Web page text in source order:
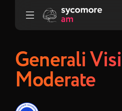
Aller au contenu
Generali
Moderate